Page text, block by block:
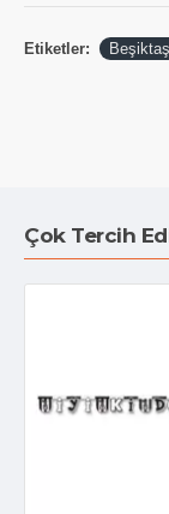
Etiketler:
Çok Tercih